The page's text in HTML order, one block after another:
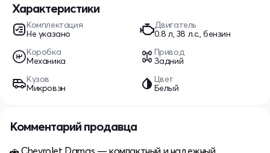
Характеристики
Комплектация
Не указано
Двигатель
0.8 л, 38 л.с., бензин
Коробка
Механика
Привод
Задний
Кузов
Микровэн
Цвет
Белый
Комментарий продавца